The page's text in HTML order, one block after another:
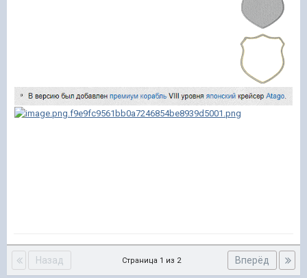
Назад Вперёд
Страница 1 из 2